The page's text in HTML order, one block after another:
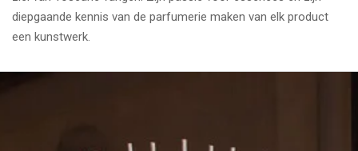
diepgaande kennis van de parfumerie maken van elk product
een kunstwerk.